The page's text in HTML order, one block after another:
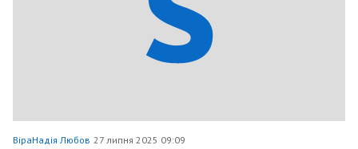
ВіраНадія Любов 27 липня 2025 09:09